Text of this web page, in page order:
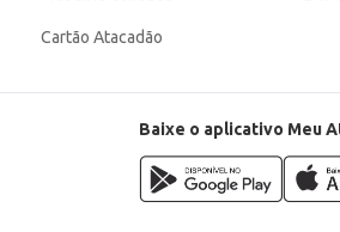
Cartão Atacadão
Baixe o aplicativo Meu